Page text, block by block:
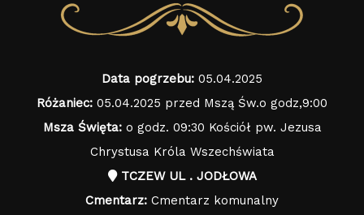
Data pogrzebu: 05.04.2025
Różaniec: 05.04.2025 przed Mszą Św.o godz,9:00
Msza Święta:o godz. 09:30 Kościół pw. Jezusa
Chrystusa Króla Wszechświata
TCZEW UL . JODŁOWA
Cmentarz: Cmentarz komunalny